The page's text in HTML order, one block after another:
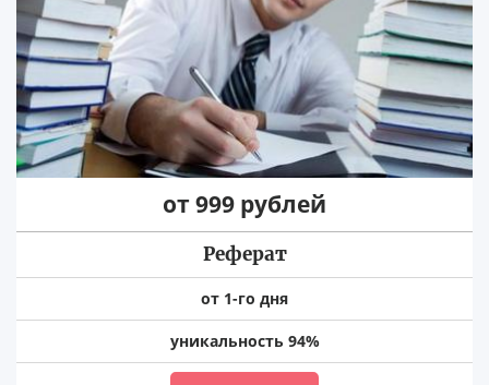
от 999 рублей
Реферат
от 1-го дня
уникальность 94%